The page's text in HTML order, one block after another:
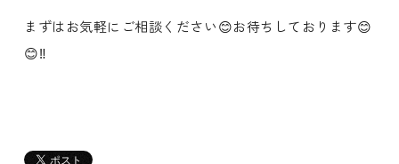
まずはお気軽にご相談ください😊お待ちしております😊
😊‼️